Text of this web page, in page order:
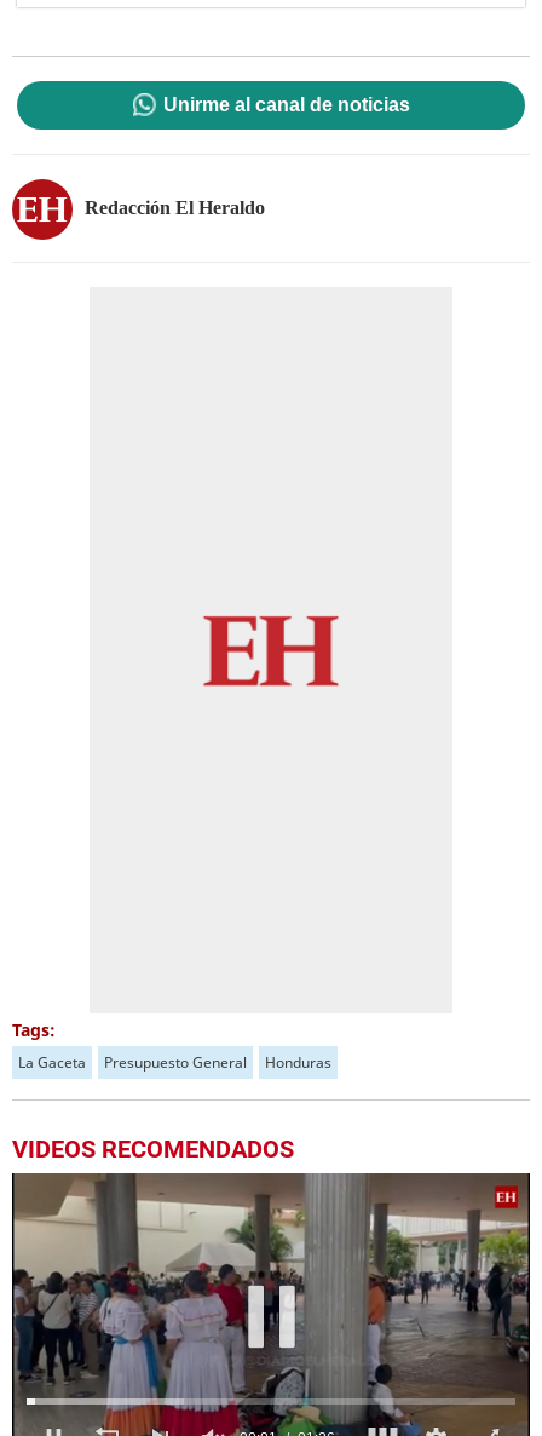
Unirme al canal de noticias
Redacción El Heraldo
Tags:
La Gaceta Presupuesto General Honduras
VIDEOS RECOMENDADOS